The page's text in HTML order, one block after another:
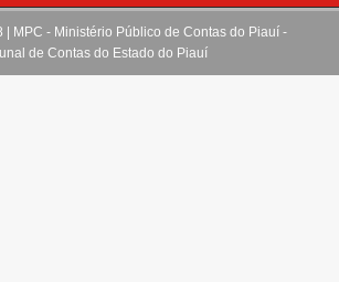
MPC - Ministério Público de Contas do Piauí -
de Contas do Estado do Piauí